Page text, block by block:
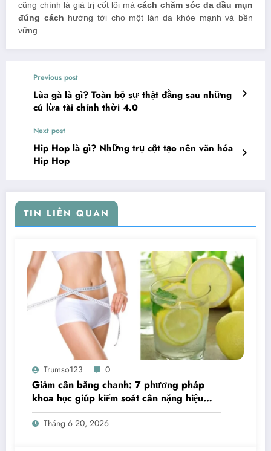
cũng chính là giá trị cốt lõi màcách chăm sóc da dầu mụn
đúng cách hướng tới cho một làn da khỏe mạnh và bền
vững.
Previous post
Lùa gà là gì? Toàn bộ sự thật đằng sau những
cú lừa tài chính thời 4.0
Next post
Hip Hop là gì? Những trụ cột tạo nên văn hóa
Hip Hop
TIN LIÊN QUAN
Trumso123 0
Giảm cân bằng chanh: 7 phương pháp
khoa học giúp kiểm soát cân nặng hiệu
quả
Tháng 6 20, 2026